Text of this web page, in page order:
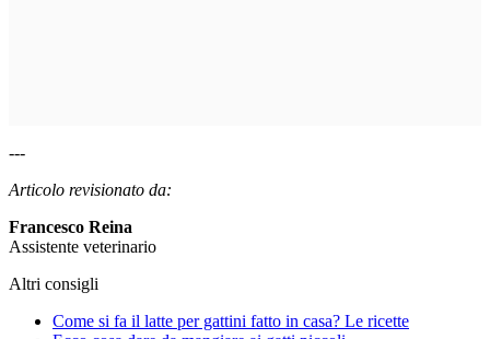
---
Articolo revisionato da:
Francesco Reina
Assistente veterinario
Altri consigli
Come si fa il latte per gattini fatto in casa? Le ricette